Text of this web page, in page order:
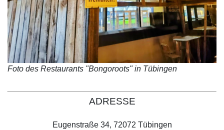
Foto des Restaurants "Bongoroots" in Tübingen
ADRESSE
Eugenstraße 34, 72072 Tübingen